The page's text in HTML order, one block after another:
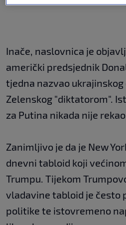
Inače, naslovnica je
američki predsjednik
tjedna nazvao
Zelenskog "diktatorom".
za Putina nikada nije
Zanimljivo je da je New
dnevni tabloid koji
Trumpu. Tijekom
vladavine tabloid je često
politike te istovremeno